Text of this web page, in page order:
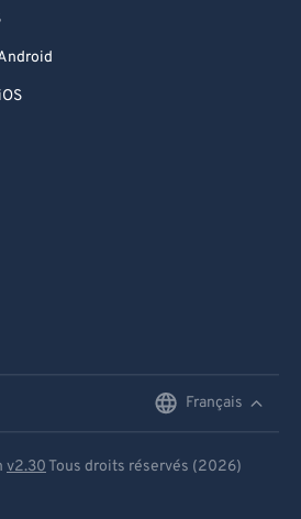
Français
v2.30 Tous droits réservés (2026)